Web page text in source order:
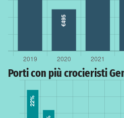
Porti con più crocieristi